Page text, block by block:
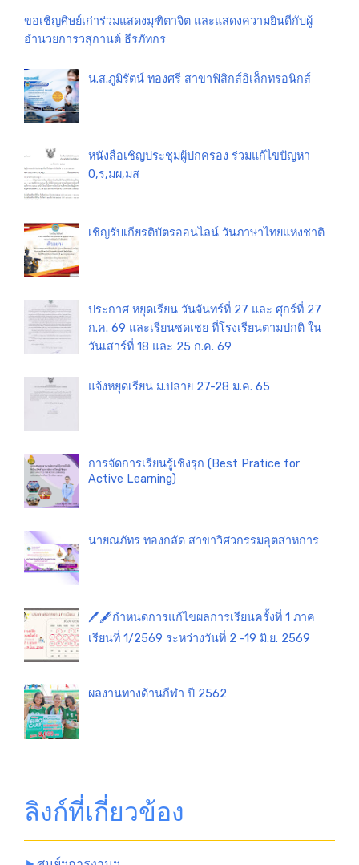
ขอเชิญศิษย์เก่าร่วมแสดงมุฑิตาจิต และแสดงความยินดีกับผู้
อำนวยการวสุกานต์ ธีรภัทกร
น.ส.ภูมิรัตน์ ทองศรี สาขาฟิสิกส์อิเล็กทรอนิกส์
หนังสือเชิญประชุมผู้ปกครอง ร่วมแก้ไขปัญหา
0,ร,มผ,มส
เชิญรับเกียรติบัตรออนไลน์ วันภาษาไทยแห่งชาติ
ประกาศ หยุดเรียน วันจันทร์ที่ 27 และ ศุกร์ที่ 27
ก.ค. 69 และเรียนชดเชย ที่โรงเรียนตามปกติ ใน
วันเสาร์ที่ 18 และ 25 ก.ค. 69
แจ้งหยุดเรียน ม.ปลาย 27-28 ม.ค. 65
การจัดการเรียนรู้เชิงรุก (Best Pratice for
Active Learning)
นายณภัทร ทองกลัด สาขาวิศวกรรมอุตสาหการ
🖊️🖋️กำหนดการแก้ไขผลการเรียนครั้งที่ 1 ภาค
เรียนที่ 1/2569 ระหว่างวันที่ 2 -19 มิ.ย. 2569
ผลงานทางด้านกีฬา ปี 2562
ลิงก์ที่เกี่ยวข้อง